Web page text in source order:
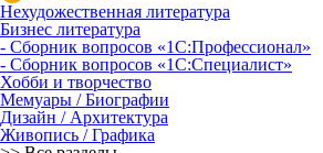
Нехудожественная литература
Бизнес литература
- Сборник вопросов «1С:Профессионал»
- Сборник вопросов «1С:Специалист»
Хобби и творчество
Мемуары / Биографии
Дизайн / Архитектура
Живопись / Графика